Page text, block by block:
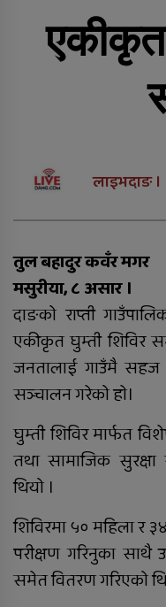
एकीकृत
लाइभदाङ ।
तुल बहादुर कवँर मगर
मसुरीया, ८ असार ।
दाङको राप्ती
एकीकृत घुम्ती शिविर
जनतालाई गाउँमै सहज
सञ्चालन गरेको हाे।
घुम्ती शिविर मार्फत
तथा सामाजिक सुरक्षा
थियो ।
शिविरमा ५० महिला र
परीक्षण गरिनुका
समेत वितरण गरिएको